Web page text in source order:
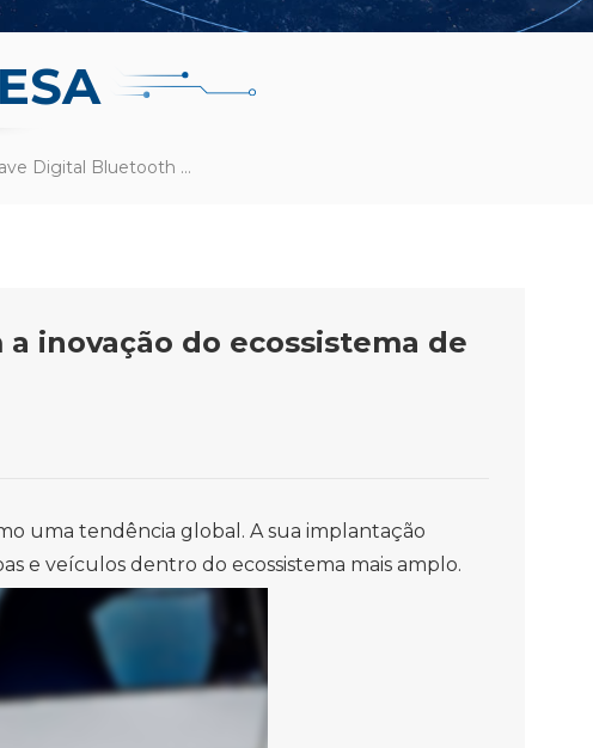
As Soluções De Chave Digital Bluetooth Da RF-Star Aceleram A Inovação Do Ecossistema De Veículos Inteligentes
inovação do ecossistema de
uma tendência global. A sua implantação
e veículos dentro do ecossistema mais amplo.